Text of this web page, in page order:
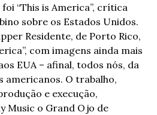
“This is America”, crítica
sobre os Estados Unidos.
Residente, de Porto Rico,
com imagens ainda mais
EUA – afinal, todos nós, da
americanos. O trabalho,
e execução,
Music o Grand Ojo de